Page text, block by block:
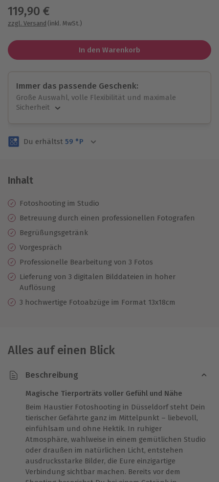
119,90 €
zzgl. Versand (inkl. MwSt.)
In den Warenkorb
Immer das passende Geschenk:
Große Auswahl, volle Flexibilität und maximale
Sicherheit
Volle Flexibilität
3 Jahre gültig & verlängerbar.
Du erhältst 59 °P
Inhalt
Fotoshooting im Studio
Betreuung durch einen professionellen Fotografen
Begrüßungsgetränk
Vorgespräch
Professionelle Bearbeitung von 3 Fotos
Lieferung von 3 digitalen Bilddateien in hoher
Auflösung
3 hochwertige Fotoabzüge im Format 13x18cm
Alles auf einen Blick
Beschreibung
Magische Tierporträts voller Gefühl und Nähe
Beim Haustier Fotoshooting in Düsseldorf steht Dein
tierischer Gefährte ganz im Mittelpunkt – liebevoll,
einfühlsam und ohne Hektik. In ruhiger
Atmosphäre, wahlweise in einem gemütlichen Studio
oder draußen im natürlichen Licht, entstehen
ausdrucksstarke Bilder, die Eure einzigartige
Verbindung sichtbar machen. Bereits vor dem